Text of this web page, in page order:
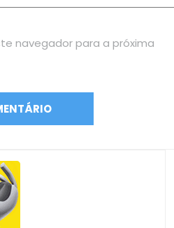
navegador para a próxima